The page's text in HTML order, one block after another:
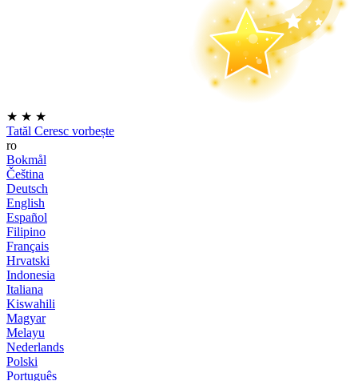
★ ★ ★
Tatăl Ceresc vorbește
ro
Bokmål
Čeština
Deutsch
English
Español
Filipino
Français
Hrvatski
Indonesia
Italiana
Kiswahili
Magyar
Melayu
Nederlands
Polski
Português